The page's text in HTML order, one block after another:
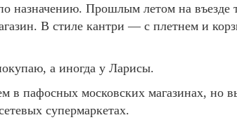
назначению. Прошлым летом на въезде
В стиле кантри — с плетнем и
а иногда у Ларисы.
в пафосных московских магазинах, но
супермаркетах.